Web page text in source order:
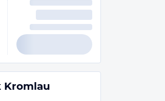
Kromlau